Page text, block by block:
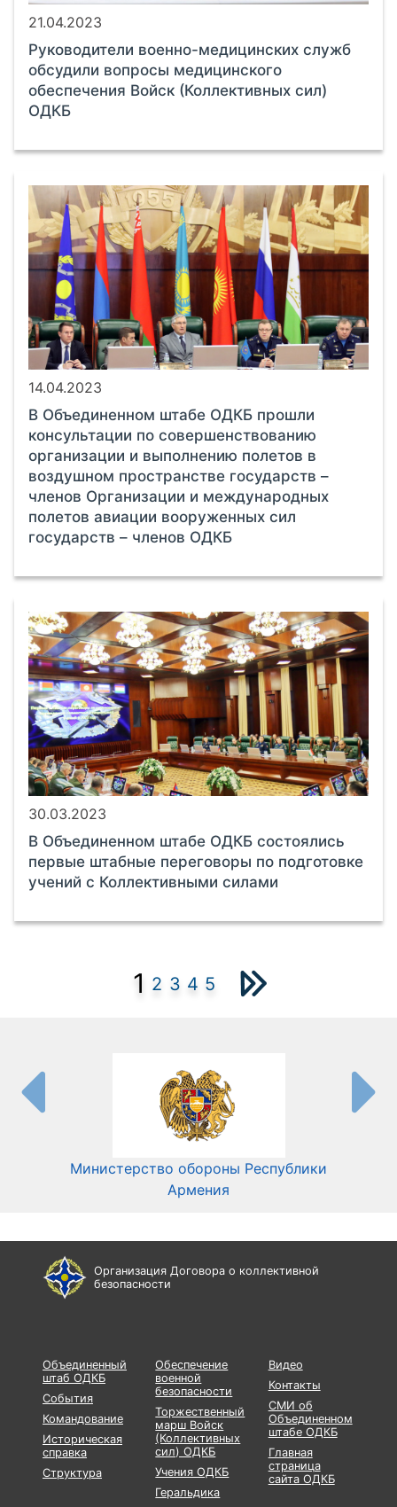
21.04.2023
Руководители военно-медицинских служб
обсудили вопросы медицинского
обеспечения Войск (Коллективных сил)
ОДКБ
14.04.2023
В Объединенном штабе ОДКБ прошли
консультации по совершенствованию
организации и выполнению полетов в
воздушном пространстве государств –
членов Организации и международных
полетов авиации вооруженных сил
государств – членов ОДКБ
30.03.2023
В Объединенном штабе ОДКБ состоялись
первые штабные переговоры по подготовке
учений с Коллективными силами
1 2 3 4 5
Министерство обороны Республики
Армения
Организация Договора о коллективной
безопасности
Объединенный
штаб ОДКБ
События
Командование
Историческая
справка
Структура
Обеспечение
военной
безопасности
Торжественный
марш Войск
(Коллективных
сил) ОДКБ
Учения ОДКБ
Геральдика
Видео
Контакты
СМИ об
Объединенном
штабе ОДКБ
Главная
страница
сайта ОДКБ